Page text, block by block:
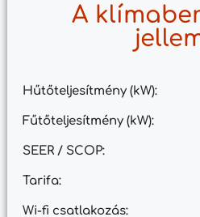
A
Hűtőteljesítmény (kW):
Fűtőteljesítmény (kW):
SEER / SCOP:
Tarifa:
Wi-fi csatlakozás: